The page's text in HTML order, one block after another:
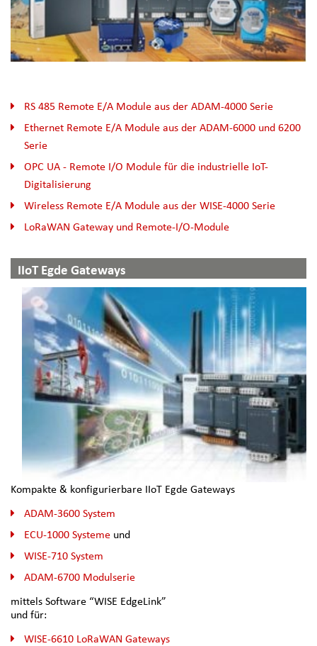
RS 485 Remote E/A Module aus der ADAM-4000 Serie
Ethernet Remote E/A Module aus der ADAM-6000 und 6200
Serie
OPC UA - Remote I/O Module für die industrielle IoT-
Digitalisierung
Wireless Remote E/A Module aus der WISE-4000 Serie
LoRaWAN Gateway und Remote-I/O-Module
IIoT Egde Gateways
Kompakte & konfigurierbare IIoT Egde Gateways
ADAM-3600 System
ECU-1000 Systeme und
WISE-710 System
ADAM-6700 Modulserie
mittels Software “WISE EdgeLink”
und für:
WISE-6610 LoRaWAN Gateways